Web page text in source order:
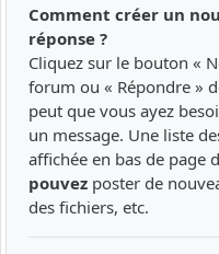
Comment créer un
réponse ?
Cliquez sur le bouton «
forum ou « Répondre »
peut que vous ayez
un message. Une liste
affichée en bas de page
pouvez poster de
des fichiers, etc.